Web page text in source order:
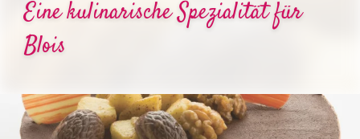
Eine kulinarische Spezialität für
Blois